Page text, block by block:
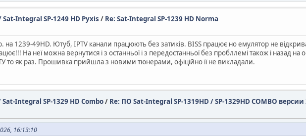
Integral SP-1249 HD Pyxis / Re: Sat-Integral SP-1239 HD Norma
1239-49HD. Ютуб, IPTV канали працюють без затиків. BISS працює но емулятор не
На неї можна вернутися і з останньої і з передостанньої без пробллемі також і назад
то як раз. Прошивка прийшла з новими тюнерами, офіційно її не викладали.
Integral SP-1329 HD Combo/ Re: ПО Sat-Integral SP-1319HD / SP-1329HD COMBO
16:13:10